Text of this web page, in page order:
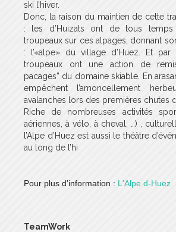
ski l’hiver.
Donc, la raison du maintien de cette
: les d’Huizats ont de tous
troupeaux sur ces alpages, donnant
: l’«alpe» du village d’Huez. Et par
troupeaux ont une action de
pacages” du domaine skiable. En
empêchent l’amoncellement
avalanches lors des premières chutes
Riche de nombreuses activités
aériennes, à vélo, à cheval, …) ,
l’Alpe d’Huez est aussi le théâtre
au long de l’hi
Pour plus d'information : L'Alpe d-Huez
TeamWork